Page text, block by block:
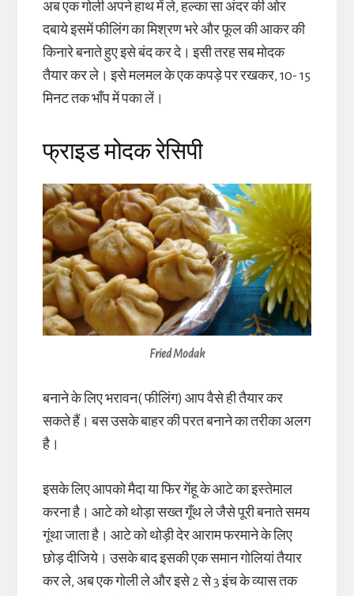
अब एक गोली अपने हाथ में ले, हल्का सा अंदर की ओर
दबाये इसमें फीलिंग का मिश्रण भरे और फूल की आकर की
किनारे बनाते हुए इसे बंद कर दे। इसी तरह सब मोदक
तैयार कर ले। इसे मलमल के एक कपड़े पर रखकर, 10- 15
मिनट तक भाँप में पका लें।
फ्राइड मोदक रेसिपी
Fried Modak
बनाने के लिए भरावन( फीलिंग) आप वैसे ही तैयार कर
सकते हैं। बस उसके बाहर की परत बनाने का तरीका अलग
है।
इसके लिए आपको मैदा या फिर गेंहू के आटे का इस्तेमाल
करना है। आटे को थोड़ा सख्त गूँथ ले जैसे पूरी बनाते समय
गूंथा जाता है। आटे को थोड़ी देर आराम फरमाने के लिए
छोड़ दीजिये। उसके बाद इसकी एक समान गोलियां तैयार
कर ले, अब एक गोली ले और इसे 2 से 3 इंच के व्यास तक